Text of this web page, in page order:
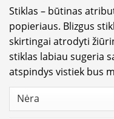
Stiklas – būtinas
popieriaus. Blizgus
skirtingai atrodyti
stiklas labiau sugeria
atspindys vistiek bus